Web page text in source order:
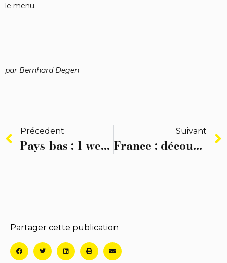
le menu.
par Bernhard Degen
Précedent
Pays-bas : 1 week-end, 100 chefs
Suivant
France : découvrez le palmarès 2024
Partager cette publication